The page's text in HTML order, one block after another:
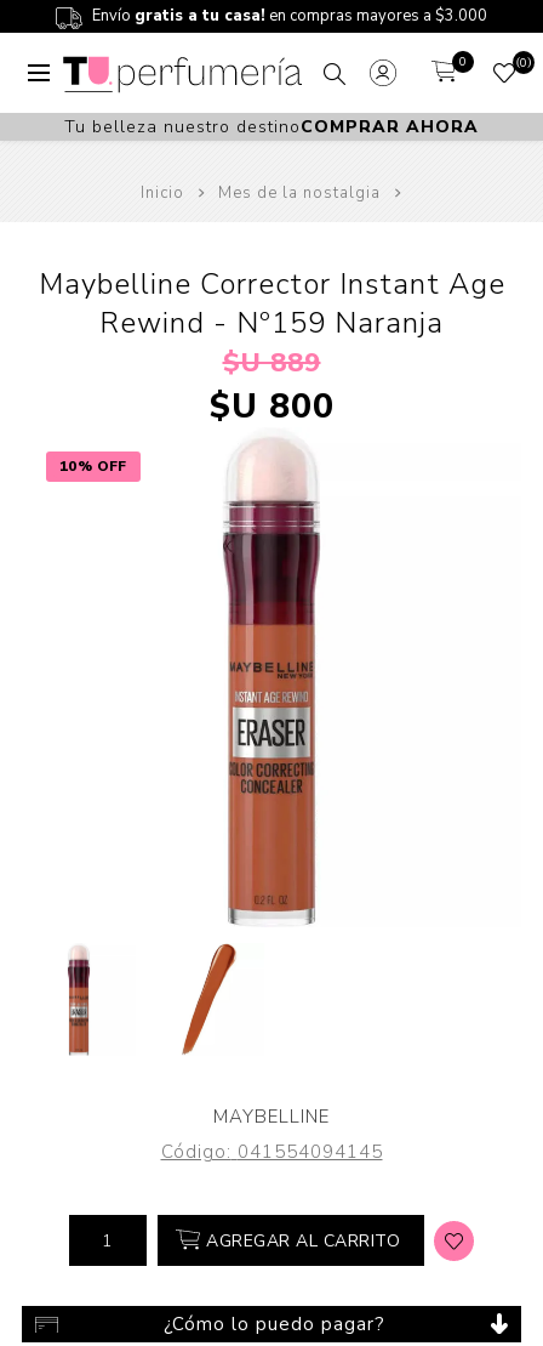
Envío gratis a tu casa! en compras mayores a $3.000
0 0
Tu belleza nuestro destinoCOMPRAR AHORA
Inicio Mes de la nostalgia
10% OFF
Maybelline Corrector Instant Age
Rewind - Nº159 Naranja
$U 889
$U 800
MAYBELLINE
Código: 041554094145
AGREGAR AL CARRITO
¿Cómo lo puedo pagar?